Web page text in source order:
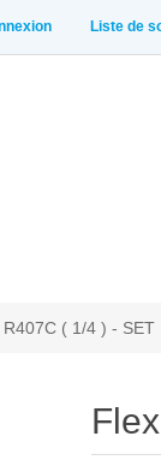
Liste de
( 1/4 ) - SET